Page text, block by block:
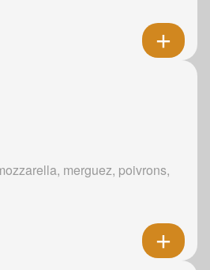
merguez, poivrons,